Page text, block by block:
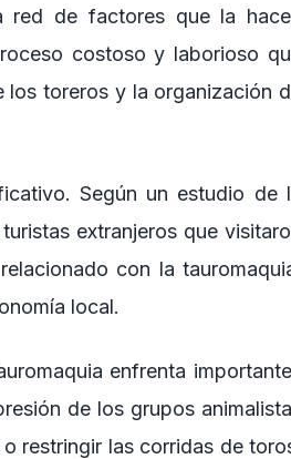
red de factores que la
costoso y laborioso
los toreros y la organización
Según un estudio de
extranjeros que
con la
local.
enfrenta
de los grupos
restringir las corridas de